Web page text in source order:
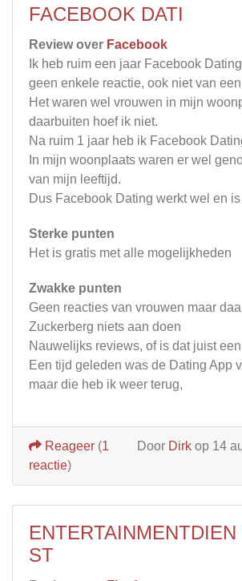
FACEBOOK DATI
Review over Facebook
Ik heb ruim een jaar Facebook
geen enkele reactie, ook niet van
Het waren wel vrouwen in mijn
daarbuiten hoef ik niet.
Na ruim 1 jaar heb ik Facebook
In mijn woonplaats waren er wel
van mijn leeftijd.
Dus Facebook Dating werkt wel en
Sterke punten
Het is gratis met alle mogelijkheden
Zwakke punten
Geen reacties van vrouwen maar
Zuckerberg niets aan doen
Nauwelijks reviews, of is dat juist
Een tijd geleden was de Dating App
maar die heb ik weer terug,
Door Dirk op 14
Reageer (1
reactie)
ENTERTAINMENTDIEN
ST